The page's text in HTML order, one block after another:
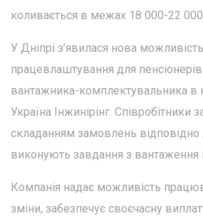
коливається в межах 18 000-22 000
У Дніпрі з’явилася нова можливість
працевлаштування для пенсіонерів
вантажника-комплектувальника в
Україна Інжинірінг. Співробітники
складанням замовлень відповідно
виконують завдання з вантаження
Компанія надає можливість
зміни, забезпечує своєчасну